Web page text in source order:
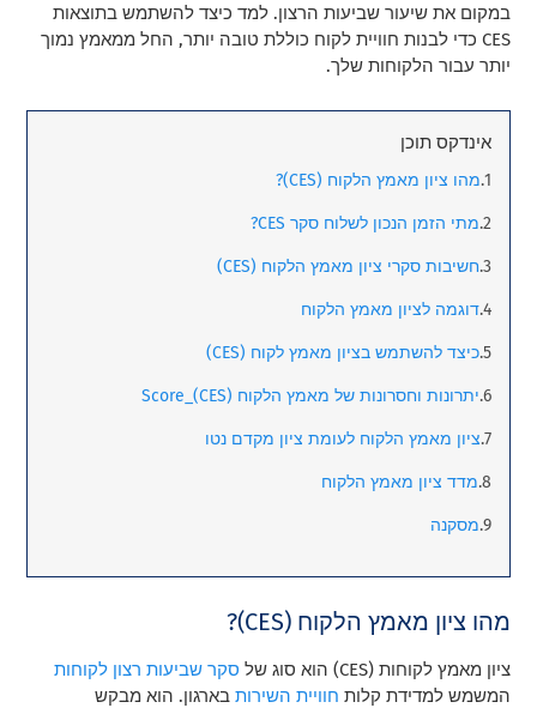
במקום את שיעור שביעות הרצון. למד כיצד להשתמש בתוצאות
CES כדי לבנות חוויית לקוח כוללת טובה יותר, החל ממאמץ נמוך
יותר עבור הלקוחות שלך.
אינדקס תוכן
מהו ציון מאמץ הלקוח (CES)?
מתי הזמן הנכון לשלוח סקר CES?
חשיבות סקרי ציון מאמץ הלקוח (CES)
דוגמה לציון מאמץ הלקוח
כיצד להשתמש בציון מאמץ לקוח (CES)
יתרונות וחסרונות של מאמץ הלקוח Score_(CES)
ציון מאמץ הלקוח לעומת ציון מקדם נטו
מדד ציון מאמץ הלקוח
מסקנה
מהו ציון מאמץ הלקוח (CES)?
ציון מאמץ לקוחות (CES) הוא סוג של
סקר שביעות רצון לקוחות
המשמש למדידת קלות חוויית השירות בארגון. הוא מבקש